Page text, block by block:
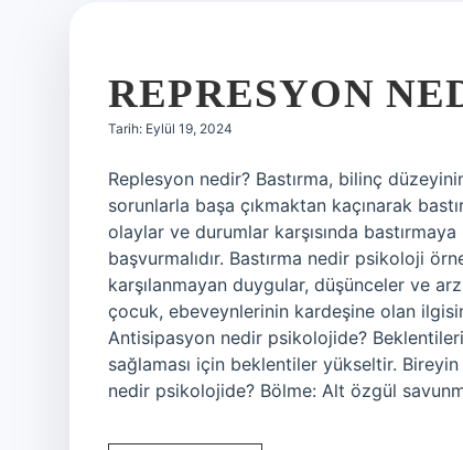
REPRESYON
Tarih: Eylül 19, 2024
Replesyon nedir? Bastırma, bilinç
sorunlarla başa çıkmaktan kaçınarak
olaylar ve durumlar karşısında
başvurmalıdır. Bastırma nedir psikoloji
karşılanmayan duygular, düşünceler ve
çocuk, ebeveynlerinin kardeşine olan
Antisipasyon nedir psikolojide?
sağlaması için beklentiler yükseltir.
nedir psikolojide? Bölme: Alt özgül